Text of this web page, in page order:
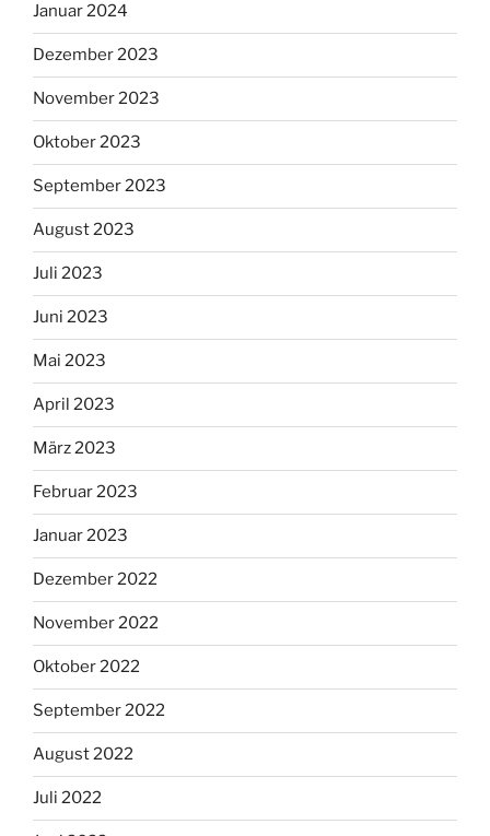
Januar 2024
Dezember 2023
November 2023
Oktober 2023
September 2023
August 2023
Juli 2023
Juni 2023
Mai 2023
April 2023
März 2023
Februar 2023
Januar 2023
Dezember 2022
November 2022
Oktober 2022
September 2022
August 2022
Juli 2022